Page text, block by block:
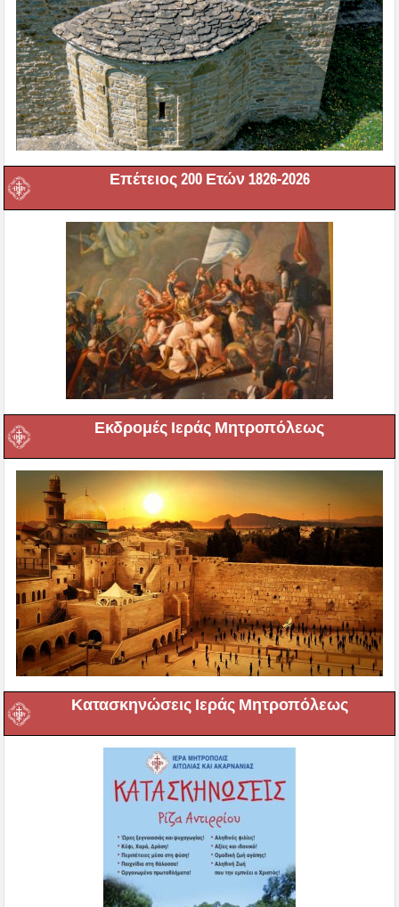
Επέτειος 200 Ετών 1826-2026
Εκδρομές Ιεράς Μητροπόλεως
Κατασκηνώσεις Ιεράς Μητροπόλεως